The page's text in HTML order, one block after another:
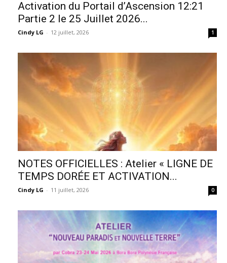
Activation du Portail d’Ascension 12:21
Partie 2 le 25 Juillet 2026...
Cindy LG - 12 juillet, 2026 1
NOTES OFFICIELLES : Atelier « LIGNE DE
TEMPS DORÉE ET ACTIVATION...
Cindy LG - 11 juillet, 2026 0